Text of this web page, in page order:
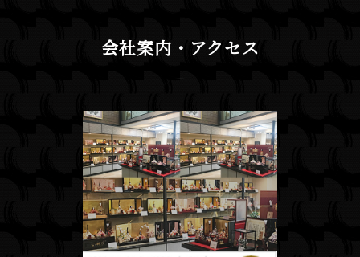
会社案内・アクセス